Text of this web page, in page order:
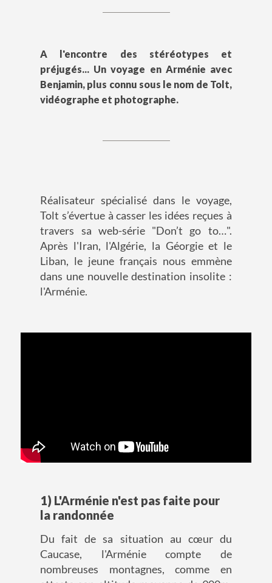
A l'encontre des stéréotypes et
préjugés... Un voyage en Arménie avec
Benjamin, plus connu sous le nom de Tolt,
vidéographe et photographe.
Réalisateur spécialisé dans le voyage,
Tolt s’évertue à casser les idées reçues à
travers sa web-série "Don’t go to…".
Après l'Iran, l'Algérie, la Géorgie et le
Liban, le jeune français nous emmène
dans une nouvelle destination insolite :
l'Arménie.
1) L'Arménie n'est pas faite pour
la randonnée
Du fait de sa situation au cœur du
Caucase, l'Arménie compte de
nombreuses montagnes, comme en